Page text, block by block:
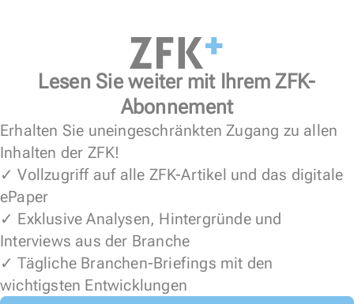
Lesen Sie weiter mit Ihrem ZFK-
Abonnement
Erhalten Sie uneingeschränkten Zugang zu allen
Inhalten der ZFK!
✓ Vollzugriff auf alle ZFK-Artikel und das digitale
ePaper
✓ Exklusive Analysen, Hintergründe und
Interviews aus der Branche
✓ Tägliche Branchen-Briefings mit den
wichtigsten Entwicklungen